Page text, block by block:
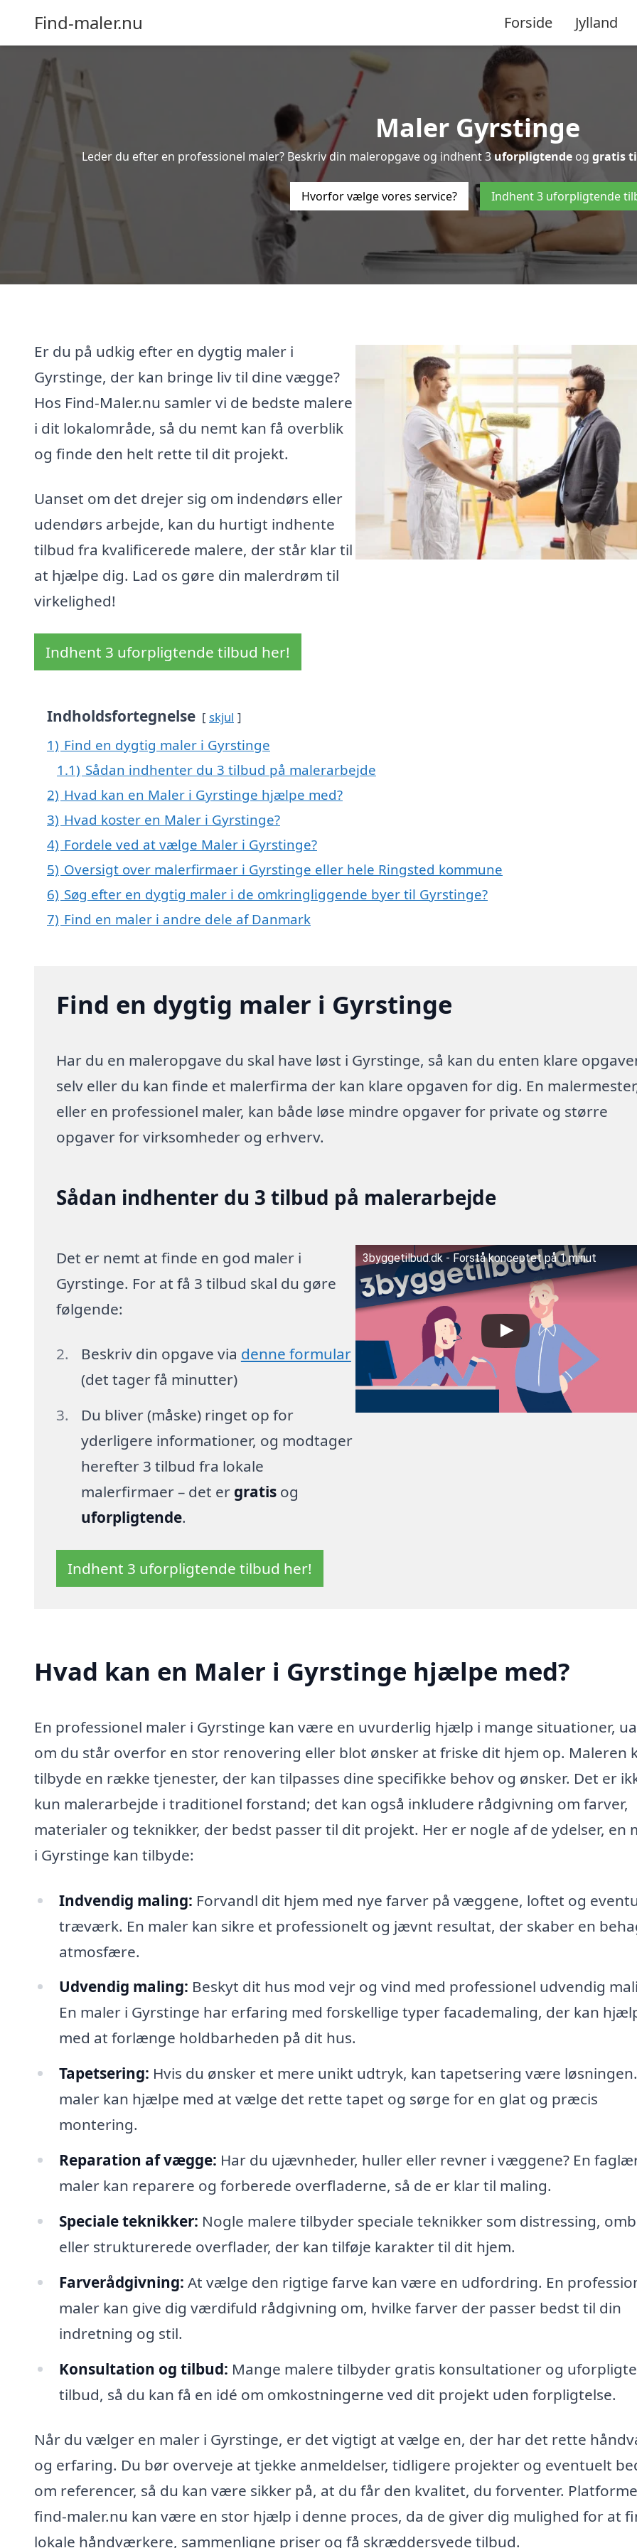
Find-maler.nu Forside Jylland
Maler Gyrstinge
Leder du efter en professionel maler? Beskriv din maleropgave og indhent 3uforpligtende og gratis
Hvorfor vælge vores service? Indhent 3 uforpligtende
Er du på udkig efter en dygtig maler i
Gyrstinge, der kan bringe liv til dine vægge?
Hos Find-Maler.nu samler vi de bedste malere
i dit lokalområde, så du nemt kan få overblik
og finde den helt rette til dit projekt.
Uanset om det drejer sig om indendørs eller
udendørs arbejde, kan du hurtigt indhente
tilbud fra kvalificerede malere, der står klar til
at hjælpe dig. Lad os gøre din malerdrøm til
virkelighed!
Indhent 3 uforpligtende tilbud her!
Indholdsfortegnelse skjul
1) Find en dygtig maler i Gyrstinge
1.1) Sådan indhenter du 3 tilbud på malerarbejde
2) Hvad kan en Maler i Gyrstinge hjælpe med?
3) Hvad koster en Maler i Gyrstinge?
4) Fordele ved at vælge Maler i Gyrstinge?
5) Oversigt over malerfirmaer i Gyrstinge eller hele Ringsted kommune
6) Søg efter en dygtig maler i de omkringliggende byer til Gyrstinge?
7) Find en maler i andre dele af Danmark
Find en dygtig maler i Gyrstinge
Har du en maleropgave du skal have løst i Gyrstinge, så kan du enten klare
selv eller du kan finde et malerfirma der kan klare opgaven for dig. En
eller en professionel maler, kan både løse mindre opgaver for private og større
opgaver for virksomheder og erhverv.
Sådan indhenter du 3 tilbud på malerarbejde
Det er nemt at finde en god maler i
Gyrstinge. For at få 3 tilbud skal du gøre
følgende:
Beskriv din opgave via denne formular
(det tager få minutter)
Du bliver (måske) ringet op for
yderligere informationer, og modtager
herefter 3 tilbud fra lokale
malerfirmaer – det er gratisog
uforpligtende.
3byggetilbud.dk - Forstå konceptet på 1 minut
Indhent 3 uforpligtende tilbud her!
Hvad kan en Maler i Gyrstinge hjælpe med?
En professionel maler i Gyrstinge kan være en uvurderlig hjælp i mange situationer,
om du står overfor en stor renovering eller blot ønsker at friske dit hjem op. Maleren
tilbyde en række tjenester, der kan tilpasses dine specifikke behov og ønsker. Det er
kun malerarbejde i traditionel forstand; det kan også inkludere rådgivning om farver,
materialer og teknikker, der bedst passer til dit projekt. Her er nogle af de ydelser, en
i Gyrstinge kan tilbyde:
Indvendig maling: Forvandl dit hjem med nye farver på væggene, loftet og
træværk. En maler kan sikre et professionelt og jævnt resultat, der skaber en
atmosfære.
Udvendig maling: Beskyt dit hus mod vejr og vind med professionel udvendig
En maler i Gyrstinge har erfaring med forskellige typer facademaling, der kan
med at forlænge holdbarheden på dit hus.
Tapetsering: Hvis du ønsker et mere unikt udtryk, kan tapetsering være
maler kan hjælpe med at vælge det rette tapet og sørge for en glat og præcis
montering.
Reparation af vægge: Har du ujævnheder, huller eller revner i væggene? En
maler kan reparere og forberede overfladerne, så de er klar til maling.
Speciale teknikker: Nogle malere tilbyder speciale teknikker som distressing,
eller strukturerede overflader, der kan tilføje karakter til dit hjem.
Farverådgivning: At vælge den rigtige farve kan være en udfordring. En
maler kan give dig værdifuld rådgivning om, hvilke farver der passer bedst til din
indretning og stil.
Konsultation og tilbud: Mange malere tilbyder gratis konsultationer og
tilbud, så du kan få en idé om omkostningerne ved dit projekt uden forpligtelse.
Når du vælger en maler i Gyrstinge, er det vigtigt at vælge en, der har det rette
og erfaring. Du bør overveje at tjekke anmeldelser, tidligere projekter og eventuelt
om referencer, så du kan være sikker på, at du får den kvalitet, du forventer.
find-maler.nu kan være en stor hjælp i denne proces, da de giver dig mulighed for at
lokale håndværkere, sammenligne priser og få skræddersyede tilbud.